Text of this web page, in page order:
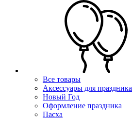
Все товары
Аксессуары для праздника
Новый Год
Оформление праздника
Пасха